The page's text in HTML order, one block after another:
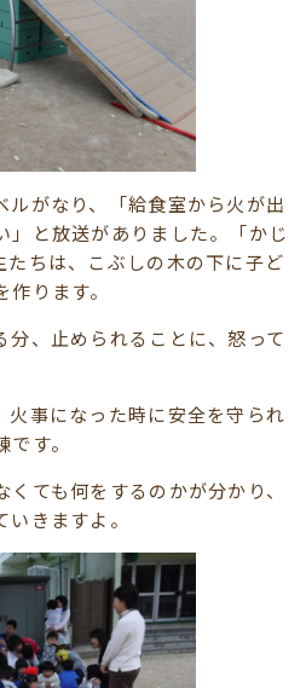
ルがなり、「給食室から火が出
」と放送がありました。「かじ
たちは、こぶしの木の下に子ど
ります。
分、止められることに、怒って
火事になった時に安全を守られ
す。
ても何をするのかが分かり、
きますよ。